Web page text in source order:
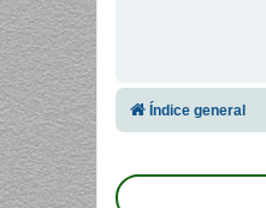
Índice general